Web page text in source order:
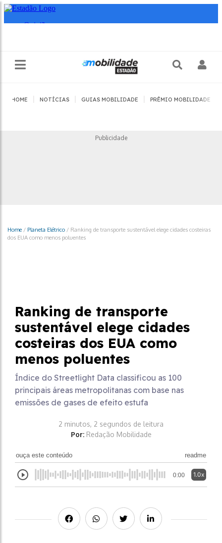
HOME NOTÍCIAS GUIAS MOBILIDADE PRÊMIO MOBILIDADE
Publicidade
Home / Planeta Elétrico / Ranking de transporte sustentável elege cidades costeiras
dos EUA como menos poluentes
Ranking de transporte
sustentável elege cidades
costeiras dos EUA como
menos poluentes
Índice do Streetlight Data classificou as 100
principais áreas metropolitanas com base nas
emissões de gases de efeito estufa
2 minutos, 2 segundos de leitura
Por: Redação Mobilidade
ouça este conteúdo readme
0:00 1.0x